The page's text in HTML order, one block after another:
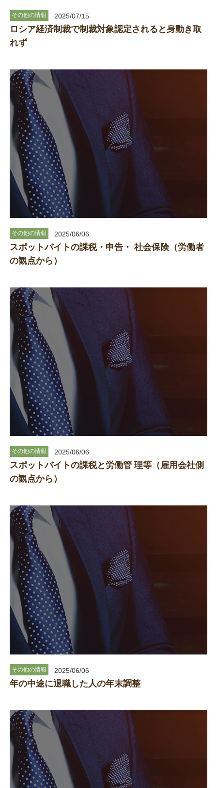
その他の情報 2025/07/15
ロシア経済制裁で制裁対象認定されると身動き取
れず
その他の情報 2025/06/06
スポットバイトの課税・申告・ 社会保険（労働者
の観点から）
その他の情報 2025/06/06
スポットバイトの課税と労働管 理等（雇用会社側
の観点から）
その他の情報 2025/06/06
年の中途に退職した人の年末調整